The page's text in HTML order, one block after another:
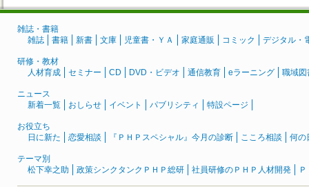
雑誌・書籍
雑誌
書籍 新書 文庫 児童書・ＹＡ 家庭通販 コミック デジタル・
研修・教材
人材育成
セミナー CD DVD・ビデオ 通信教育 eラーニング 職域図
ニュース
新着一覧
おしらせ イベント パブリシティ 特設ページ
お役立ち
日に新た
恋愛相談 『ＰＨＰスペシャル』今月の診断 こころ相談 何の
テーマ別
松下幸之助
政策シンクタンクＰＨＰ総研 社員研修のＰＨＰ人材開発